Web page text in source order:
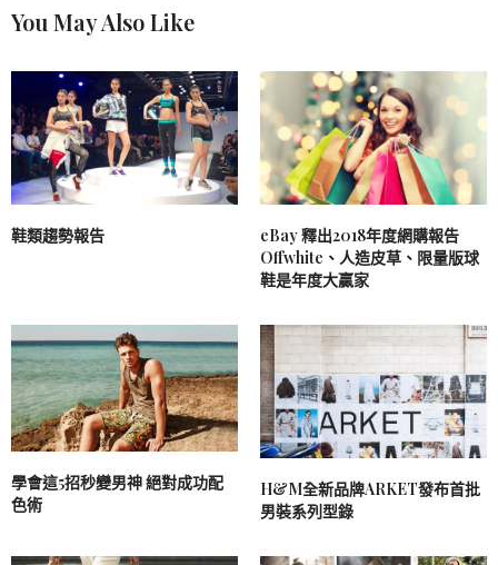
You May Also Like
鞋類趨勢報告
eBay 釋出2018年度網購報告
Offwhite、人造皮草、限量版球
鞋是年度大贏家
學會這5招秒變男神 絕對成功配
色術
H&M全新品牌ARKET發布首批
男裝系列型錄